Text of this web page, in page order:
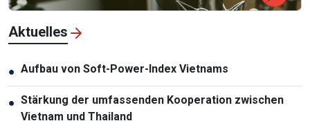
Aktuelles
● Aufbau von Soft-Power-Index Vietnams
● Stärkung der umfassenden Kooperation zwischen
Vietnam und Thailand